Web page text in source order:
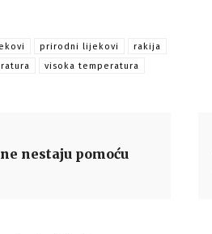
prirodni lijekovi
rakija
visoka temperatura
nestaju pomoću